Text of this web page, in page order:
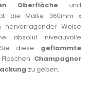
Oberflächeund
die Maße 360mm x
Weise
absolut niveauvolle
diese geflammte
Champagner
zu geben.